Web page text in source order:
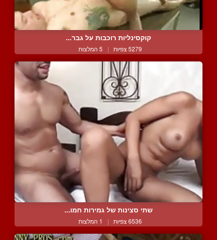
קוקסינליות רוכבות על גבר...
5279 צפיות | 5 המלצות
שתי סצינות של גמירות חמו...
6536 צפיות | 1 המלצות